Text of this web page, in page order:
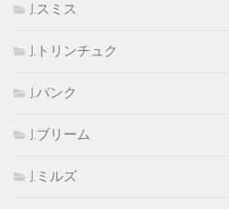
J.スミス
J.トリンチュク
J.バンク
J.ブリーム
J.ミルズ